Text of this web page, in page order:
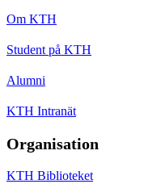
Om KTH
Student på KTH
Alumni
KTH Intranät
Organisation
KTH Biblioteket